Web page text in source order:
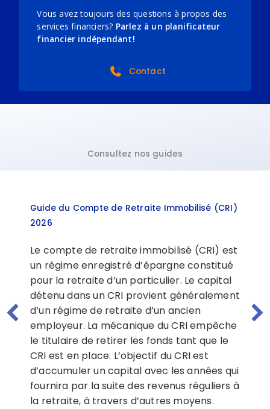
Vous avez toujours des questions à propos des
services financiers? Parlez à un planificateur
financier indépendant!
Contact
Consultez nos guides
Guide du Compte de Retraite Immobilisé (CRI)
2026
Le compte de retraite immobilisé (CRI) est
un régime enregistré d’épargne constitué
pour la retraite d’un particulier. Le capital
détenu dans un CRI provient généralement
d’un régime de retraite d’un ancien
employeur. La mécanique du CRI empêche
le titulaire de retirer les fonds tant que le
CRI est en place. L’objectif du CRI est
d’accumuler un capital avec les années qui
fournira par la suite des revenus réguliers à
la retraite, à travers d’autres moyens.